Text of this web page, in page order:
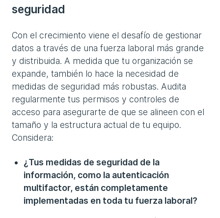
seguridad
Con el crecimiento viene el desafío de gestionar
datos a través de una fuerza laboral más grande
y distribuida. A medida que tu organización se
expande, también lo hace la necesidad de
medidas de seguridad más robustas. Audita
regularmente tus permisos y controles de
acceso para asegurarte de que se alineen con el
tamaño y la estructura actual de tu equipo.
Considera:
¿Tus medidas de seguridad de la
información, como la autenticación
multifactor, están completamente
implementadas en toda tu fuerza laboral?